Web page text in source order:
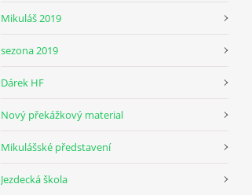
Mikuláš 2019
sezona 2019
Dárek HF
Nový překážkový material
Mikulášské představení
Jezdecká škola